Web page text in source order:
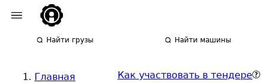
Найти грузы Найти машины
Главная
Как участвовать в тендере